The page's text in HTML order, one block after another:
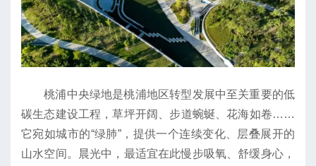
桃浦中央绿地是桃浦地区转型发展中至关重要的低
碳生态建设工程，草坪开阔、步道蜿蜒、花海如卷……
它宛如城市的“绿肺”，提供一个连续变化、层叠展开的
山水空间。晨光中，最适宜在此慢步吸氧、舒缓身心，